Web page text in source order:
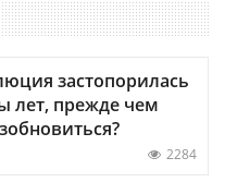
застопорилась
лет, прежде чем
2284